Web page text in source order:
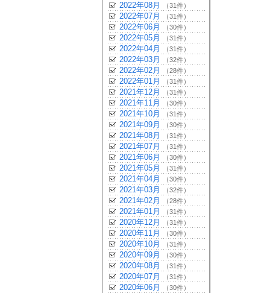
2022年08月 （31件）
2022年07月 （31件）
2022年06月 （30件）
2022年05月 （31件）
2022年04月 （31件）
2022年03月 （32件）
2022年02月 （28件）
2022年01月 （31件）
2021年12月 （31件）
2021年11月 （30件）
2021年10月 （31件）
2021年09月 （30件）
2021年08月 （31件）
2021年07月 （31件）
2021年06月 （30件）
2021年05月 （31件）
2021年04月 （30件）
2021年03月 （32件）
2021年02月 （28件）
2021年01月 （31件）
2020年12月 （31件）
2020年11月 （30件）
2020年10月 （31件）
2020年09月 （30件）
2020年08月 （31件）
2020年07月 （31件）
2020年06月 （30件）